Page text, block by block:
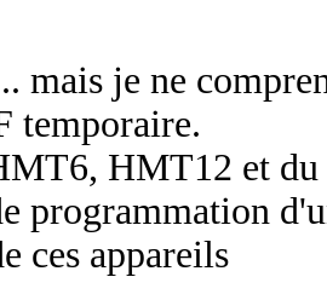
mais je ne
temporaire.
HMT12 et
programmation
ces appareils